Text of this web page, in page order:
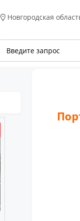
Новгородская